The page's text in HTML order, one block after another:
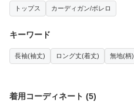
トップス カーディガン/ボレロ
キーワード
長袖(袖丈) ロング丈(着丈) 無地(柄)
着用コーディネート (5)